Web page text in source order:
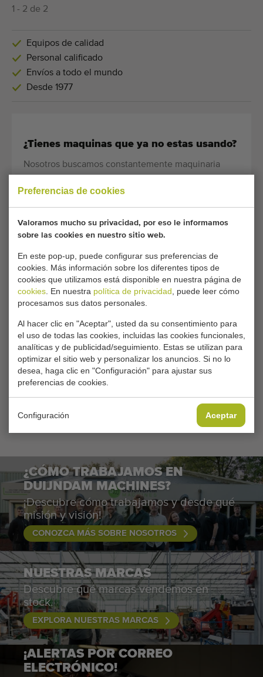
Preferencias de cookies
Valoramos mucho su privacidad, por eso le informamos
sobre las cookies en nuestro sitio web.
En este pop-up, puede configurar sus preferencias de
cookies. Más información sobre los diferentes tipos de
cookies que utilizamos está disponible en nuestra página de
cookies . En nuestra política de privacidad , puede leer cómo
procesamos sus datos personales.
Al hacer clic en "Aceptar", usted da su consentimiento para
el uso de todas las cookies, incluidas las cookies funcionales,
analíticas y de publicidad/seguimiento. Estas se utilizan para
optimizar el sitio web y personalizar los anuncios. Si no lo
desea, haga clic en "Configuración" para ajustar sus
preferencias de cookies.
Configuración Aceptar
Desde 1977
1 - 2 de 2
Equipos de calidad
Personal calificado
Envíos a todo el mundo
Desde 1977
¿Tienes maquinas que ya no estas usando?
Nosotros buscamos constantemente maquinaria
VENDE SU MÁQUINA POR AQUÍ
PÁGINAS RELACIONADAS
Carros de
pulverización
Rotocultivadores de
hileras
Binadoras
Gradas almohaza
Enrolladoras de
manguera
Ventiladores
Máquinas para la
protección de la cosecha
Maquinas para
Tomate
Maquinas para
Pepinos
¿CÓMO TRABAJAMOS EN
DUIJNDAM MACHINES?
¡Descubre cómo trabajamos y desde qué
misión y visión!
CONOZCA MÁS SOBRE NOSOTROS
NUESTRAS MARCAS
Descubre qué marcas vendemos en
stock.
EXPLORA NUESTRAS MARCAS
¡ALERTAS POR CORREO
ELECTRÓNICO!